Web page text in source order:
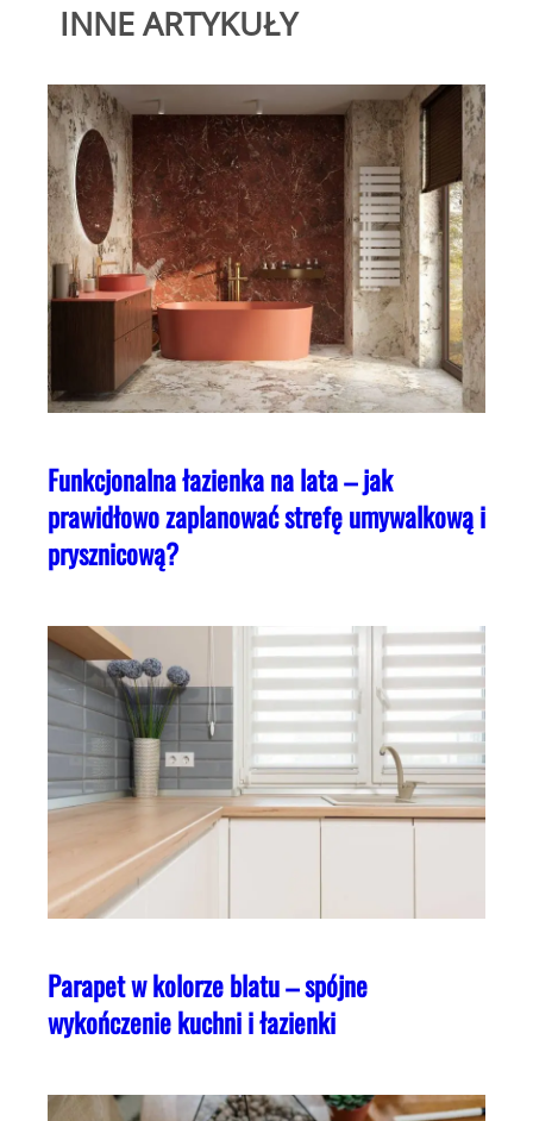
INNE ARTYKUŁY
Funkcjonalna łazienka na lata – jak
prawidłowo zaplanować strefę umywalkową i
prysznicową?
Parapet w kolorze blatu – spójne
wykończenie kuchni i łazienki